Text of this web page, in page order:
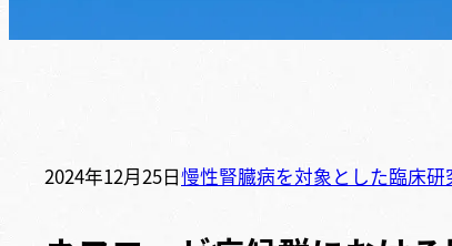
2024年12月25日慢性腎臓病を対象とした臨床研